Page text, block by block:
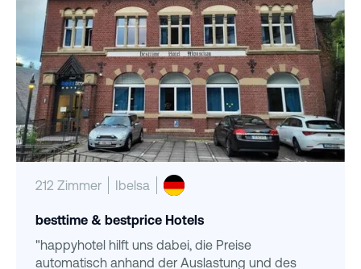
212 Zimmer Ibelsa
besttime & bestprice Hotels
"happyhotel hilft uns dabei, die Preise
automatisch anhand der Auslastung und des